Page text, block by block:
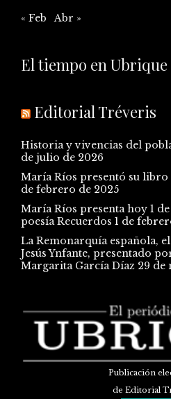
« Feb Abr »
El tiempo en Ubrique
Editorial Tréveris
Historia y vivencias del
de julio de 2026
María Ríos presentó su libro
de febrero de 2025
María Ríos presenta hoy 1
poesía Recuerdos 1 de
La Remonarquía española,
Jesús Ynfante, presentado
Margarita García Díaz 29 de
Publicación
de Editorial